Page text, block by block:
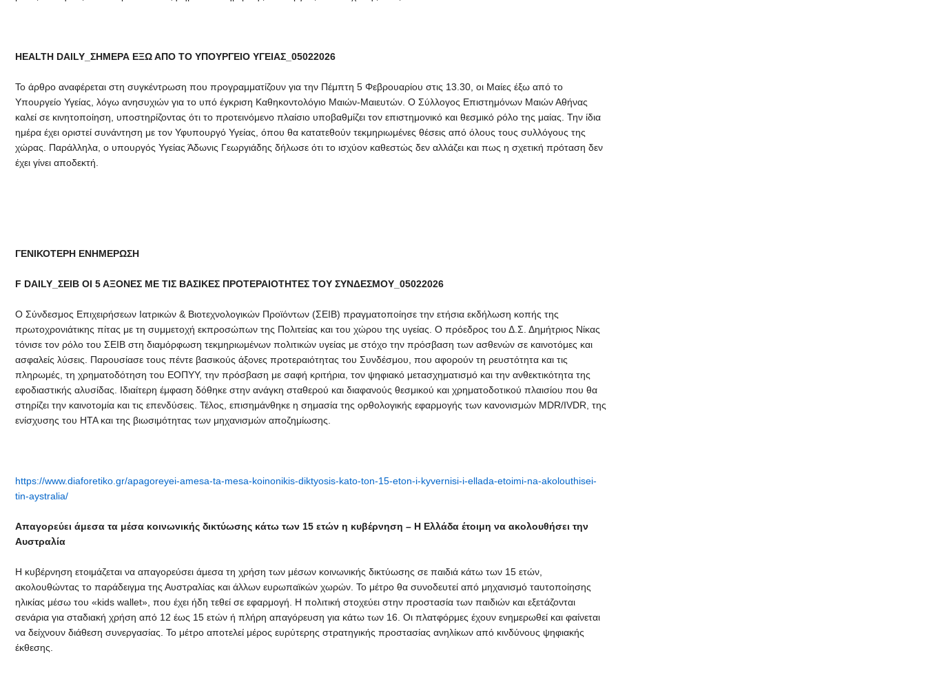
HEALTH DAILY_ΣΗΜΕΡΑ ΕΞΩ ΑΠΟ ΤΟ ΥΠΟΥΡΓΕΙΟ ΥΓΕΙΑΣ_05022026
Το άρθρο αναφέρεται στη συγκέντρωση που προγραμματίζουν για την Πέμπτη 5 Φεβρουαρίου στις 13.30, οι Μαίες έξω από το
Υπουργείο Υγείας, λόγω ανησυχιών για το υπό έγκριση Καθηκοντολόγιο Μαιών-Μαιευτών. Ο Σύλλογος Επιστημόνων Μαιών Αθήνας
καλεί σε κινητοποίηση, υποστηρίζοντας ότι το προτεινόμενο πλαίσιο υποβαθμίζει τον επιστημονικό και θεσμικό ρόλο της μαίας. Την ίδια
ημέρα έχει οριστεί συνάντηση με τον Υφυπουργό Υγείας, όπου θα κατατεθούν τεκμηριωμένες θέσεις από όλους τους συλλόγους της
χώρας. Παράλληλα, ο υπουργός Υγείας Άδωνις Γεωργιάδης δήλωσε ότι το ισχύον καθεστώς δεν αλλάζει και πως η σχετική πρόταση δεν
έχει γίνει αποδεκτή.
ΓΕΝΙΚΟΤΕΡΗ ΕΝΗΜΕΡΩΣΗ
F DAILY_ΣΕΙΒ ΟΙ 5 ΑΞΟΝΕΣ ΜΕ ΤΙΣ ΒΑΣΙΚΕΣ ΠΡΟΤΕΡΑΙΟΤΗΤΕΣ ΤΟΥ ΣΥΝΔΕΣΜΟΥ_05022026
Ο Σύνδεσμος Επιχειρήσεων Ιατρικών & Βιοτεχνολογικών Προϊόντων (ΣΕΙΒ) πραγματοποίησε την ετήσια εκδήλωση κοπής της
πρωτοχρονιάτικης πίτας με τη συμμετοχή εκπροσώπων της Πολιτείας και του χώρου της υγείας. Ο πρόεδρος του Δ.Σ. Δημήτριος Νίκας
τόνισε τον ρόλο του ΣΕΙΒ στη διαμόρφωση τεκμηριωμένων πολιτικών υγείας με στόχο την πρόσβαση των ασθενών σε καινοτόμες και
ασφαλείς λύσεις. Παρουσίασε τους πέντε βασικούς άξονες προτεραιότητας του Συνδέσμου, που αφορούν τη ρευστότητα και τις
πληρωμές, τη χρηματοδότηση του ΕΟΠΥΥ, την πρόσβαση με σαφή κριτήρια, τον ψηφιακό μετασχηματισμό και την ανθεκτικότητα της
εφοδιαστικής αλυσίδας. Ιδιαίτερη έμφαση δόθηκε στην ανάγκη σταθερού και διαφανούς θεσμικού και χρηματοδοτικού πλαισίου που θα
στηρίζει την καινοτομία και τις επενδύσεις. Τέλος, επισημάνθηκε η σημασία της ορθολογικής εφαρμογής των κανονισμών MDR/IVDR, της
ενίσχυσης του ΗΤΑ και της βιωσιμότητας των μηχανισμών αποζημίωσης.
https://www.diaforetiko.gr/apagoreyei-amesa-ta-mesa-koinonikis-diktyosis-kato-ton-15-eton-i-kyvernisi-i-ellada-etoimi-na-akolouthisei-
tin-aystralia/
Απαγορεύει άμεσα τα μέσα κοινωνικής δικτύωσης κάτω των 15 ετών η κυβέρνηση – Η Ελλάδα έτοιμη να ακολουθήσει την
Αυστραλία
Η κυβέρνηση ετοιμάζεται να απαγορεύσει άμεσα τη χρήση των μέσων κοινωνικής δικτύωσης σε παιδιά κάτω των 15 ετών,
ακολουθώντας το παράδειγμα της Αυστραλίας και άλλων ευρωπαϊκών χωρών. Το μέτρο θα συνοδευτεί από μηχανισμό ταυτοποίησης
ηλικίας μέσω του «kids wallet», που έχει ήδη τεθεί σε εφαρμογή. Η πολιτική στοχεύει στην προστασία των παιδιών και εξετάζονται
σενάρια για σταδιακή χρήση από 12 έως 15 ετών ή πλήρη απαγόρευση για κάτω των 16. Οι πλατφόρμες έχουν ενημερωθεί και φαίνεται
να δείχνουν διάθεση συνεργασίας. Το μέτρο αποτελεί μέρος ευρύτερης στρατηγικής προστασίας ανηλίκων από κινδύνους ψηφιακής
έκθεσης.